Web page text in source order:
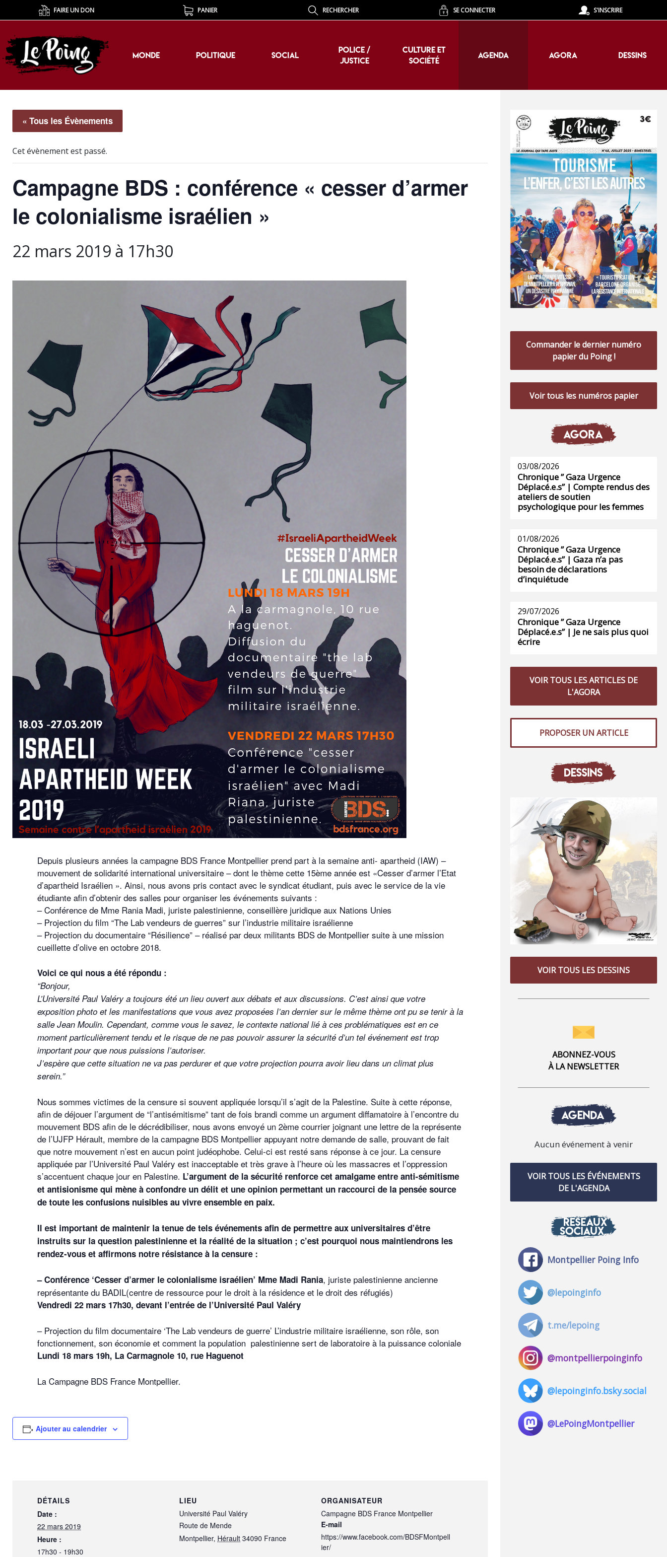
FAIRE UN DON PANIER RECHERCHER SE CONNECTER S'INSCRIRE
MONDE POLITIQUE SOCIAL
POLICE /
JUSTICE
CULTURE ET
SOCIÉTÉ
AGENDA AGORA DESSINS
MONDE POLITIQUE SOCIAL
POLICE /
JUSTICE
CULTURE ET
SOCIÉTÉ
AGENDA AGORA DESSINS
« Tous les Évènements
Cet évènement est passé.
Campagne BDS : conférence « cesser d’armer
le colonialisme israélien »
22 mars 2019 à 17h30
Depuis plusieurs années la campagne BDS France Montpellier prend part à la semaine anti- apartheid (IAW) –
mouvement de solidarité international universitaire – dont le thème cette 15ème année est «Cesser d’armer l’Etat
d’apartheid Israélien ». Ainsi, nous avons pris contact avec le syndicat étudiant, puis avec le service de la vie
étudiante afin d’obtenir des salles pour organiser les événements suivants :
– Conférence de Mme Rania Madi, juriste palestinienne, conseillère juridique aux Nations Unies
– Projection du film “The Lab vendeurs de guerres” sur l’industrie militaire israélienne
– Projection du documentaire “Résilience” – réalisé par deux militants BDS de Montpellier suite à une mission
cueillette d’olive en octobre 2018.
Voici ce qui nous a été répondu :
“Bonjour,
L’Université Paul Valéry a toujours été un lieu ouvert aux débats et aux discussions. C’est ainsi que votre
exposition photo et les manifestations que vous avez proposées l’an dernier sur le même thème ont pu se tenir à la
salle Jean Moulin. Cependant, comme vous le savez, le contexte national lié à ces problématiques est en ce
moment particulièrement tendu et le risque de ne pas pouvoir assurer la sécurité d’un tel événement est trop
important pour que nous puissions l’autoriser.
J’espère que cette situation ne va pas perdurer et que votre projection pourra avoir lieu dans un climat plus
serein.”
Nous sommes victimes de la censure si souvent appliquée lorsqu’il s’agit de la Palestine. Suite à cette réponse,
afin de déjouer l’argument de “l’antisémitisme” tant de fois brandi comme un argument diffamatoire à l’encontre du
mouvement BDS afin de le décrédibiliser, nous avons envoyé un 2ème courrier joignant une lettre de la représente
de l’UJFP Hérault, membre de la campagne BDS Montpellier appuyant notre demande de salle, prouvant de fait
que notre mouvement n’est en aucun point judéophobe. Celui-ci est resté sans réponse à ce jour. La censure
appliquée par l’Université Paul Valéry est inacceptable et très grave à l’heure où les massacres et l’oppression
s’accentuent chaque jour en Palestine. L’argument de la sécurité renforce cet amalgame entre anti-sémitisme
et antisionisme qui mène à confondre un délit et une opinion permettant un raccourci de la pensée source
de toute les confusions nuisibles au vivre ensemble en paix.
Il est important de maintenir la tenue de tels événements afin de permettre aux universitaires d’être
instruits sur la question palestinienne et la réalité de la situation ; c’est pourquoi nous maintiendrons les
rendez-vous et affirmons notre résistance à la censure :
– Conférence ‘Cesser d’armer le colonialisme israélien’ Mme Madi Rania, juriste palestinienne ancienne
représentante du BADIL(centre de ressource pour le droit à la résidence et le droit des réfugiés)
Vendredi 22 mars 17h30, devant l’entrée de l’Université Paul Valéry
– Projection du film documentaire ‘The Lab vendeurs de guerre’ L’industrie militaire israélienne, son rôle, son
fonctionnement, son économie et comment la population palestinienne sert de laboratoire à la puissance coloniale
Lundi 18 mars 19h, La Carmagnole 10, rue Haguenot
La Campagne BDS France Montpellier.
Ajouter au calendrier
DÉTAILS
Date :
22 mars 2019
Heure :
17h30 - 19h30
LIEU
Université Paul Valéry
Route de Mende
Montpellier, Hérault 34090 France
ORGANISATEUR
Campagne BDS France Montpellier
E-mail
https://www.facebook.com/BDSFMontpell
ier/
Commander le dernier numéro
papier du Poing !
Voir tous les numéros papier
AGORA
03/08/2026
Chronique ” Gaza Urgence
Déplacé.e.s” | Compte rendus des
ateliers de soutien
psychologique pour les femmes
01/08/2026
Chronique ” Gaza Urgence
Déplacé.e.s” | Gaza n’a pas
besoin de déclarations
d’inquiétude
29/07/2026
Chronique ” Gaza Urgence
Déplacé.e.s” | Je ne sais plus quoi
écrire
VOIR TOUS LES ARTICLES DE
L'AGORA
PROPOSER UN ARTICLE
DESSINS
VOIR TOUS LES DESSINS
ABONNEZ-VOUS
À LA NEWSLETTER
AGENDA
Aucun événement à venir
VOIR TOUS LES ÉVÉNEMENTS
DE L'AGENDA
RÉSEAUX
SOCIAUX
Montpellier Poing Info
@lepoinginfo
t.me/lepoing
@montpellierpoinginfo
@lepoinginfo.bsky.social
@LePoingMontpellier